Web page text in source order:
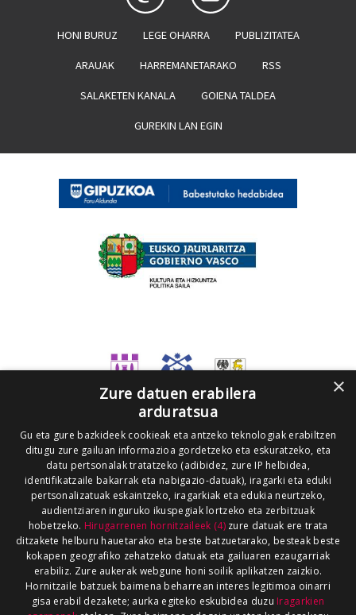
HONI BURUZ LEGE OHARRA PUBLIZITATEA
ARAUAK HARREMANETARAKO RSS
SALAKETEN KANALA GOIENA TALDEA
GUREKIN LAN EGIN
×
Zure datuen erabilera
arduratsua
Gu eta gure bazkideek cookieak eta antzeko teknologiak erabiltzen
ditugu zure gailuan informazioa gordetzeko eta eskuratzeko, eta
datu pertsonalak tratatzeko (adibidez, zure IP helbidea,
identifikatzaile bakarrak eta nabigazio-datuak), iragarki eta eduki
pertsonalizatuak eskaintzeko, iragarkiak eta edukia neurtzeko,
audientziaren inguruko ikuspegiak lortzeko eta zerbitzuak
hobetzeko. Hirugarrenen hornitzaileek (4)zure datuak ere trata
ditzakete helburu hauetarako eta beste batzuetarako, besteak beste
kokapen geografiko zehatzeko datuak eta gailuaren ezaugarriak
erabiliz. Zure aukerak webgune honi soilik aplikatzen zaizkio.
Hornitzaile batzuek baimena beharrean interes legitimoa oinarri
gisa erabil dezakete; aurka egiteko eskubidea duzu Iragarkien